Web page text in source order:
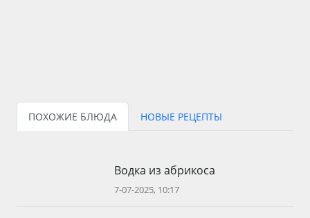
ПОХОЖИЕ БЛЮДА НОВЫЕ РЕЦЕПТЫ
Водка из абрикоса
7-07-2025, 10:17